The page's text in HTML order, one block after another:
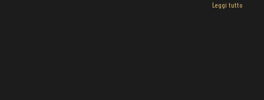
Leggi tutto